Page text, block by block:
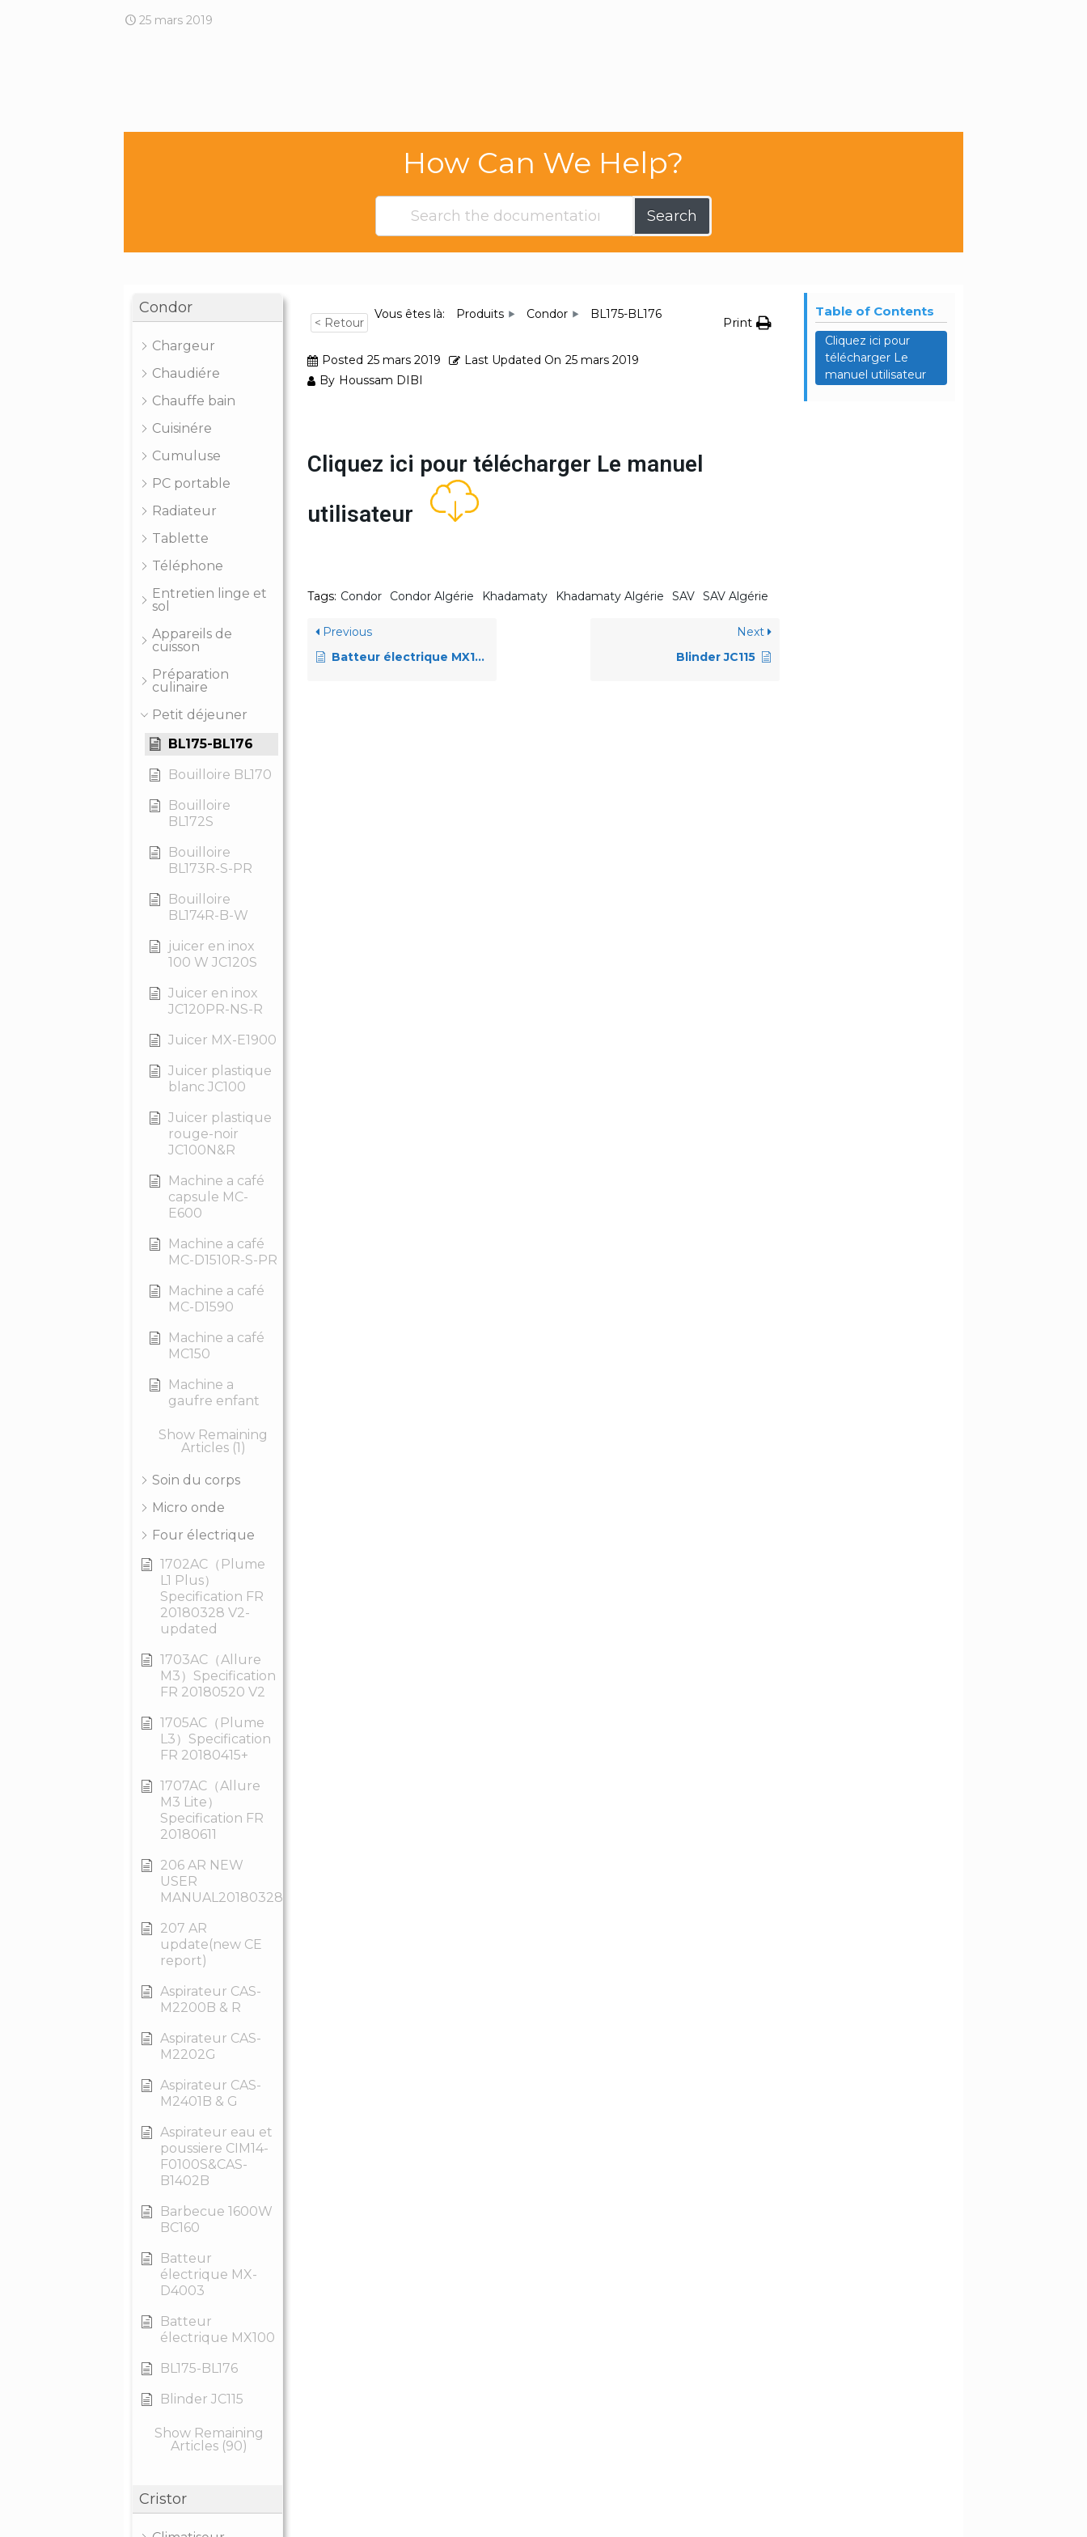
25 mars 2019
How Can We Help?
Search
Condor
Chargeur
Chaudiére
Chauffe bain
Cuisinére
Cumuluse
PC portable
Radiateur
Tablette
Téléphone
Entretien linge et
sol
Appareils de
cuisson
Préparation
culinaire
Petit déjeuner
BL175-BL176
Bouilloire BL170
Bouilloire
BL172S
Bouilloire
BL173R-S-PR
Bouilloire
BL174R-B-W
juicer en inox
100 W JC120S
Juicer en inox
JC120PR-NS-R
Juicer MX-E1900
Juicer plastique
blanc JC100
Juicer plastique
rouge-noir
JC100N&R
Machine a café
capsule MC-
E600
Machine a café
MC-D1510R-S-PR
Machine a café
MC-D1590
Machine a café
MC150
Machine a
gaufre enfant
Show Remaining
Articles (1)
Soin du corps
Micro onde
Four électrique
1702AC（Plume
L1 Plus）
Specification FR
20180328 V2-
updated
1703AC（Allure
M3）Specification
FR 20180520 V2
1705AC（Plume
L3）Specification
FR 20180415+
1707AC（Allure
M3 Lite）
Specification FR
20180611
206 AR NEW
USER
MANUAL20180328
207 AR
update(new CE
report)
Aspirateur CAS-
M2200B & R
Aspirateur CAS-
M2202G
Aspirateur CAS-
M2401B & G
Aspirateur eau et
poussiere CIM14-
F0100S&CAS-
B1402B
Barbecue 1600W
BC160
Batteur
électrique MX-
D4003
Batteur
électrique MX100
BL175-BL176
Blinder JC115
Show Remaining
Articles (90)
Cristor
< Retour
Vous êtes là: Produits Condor BL175-BL176
Print
Posted 25 mars 2019 Last Updated On 25 mars 2019
By Houssam DIBI
Cliquez ici pour télécharger Le manuel
utilisateur
Tags: Condor Condor Algérie Khadamaty Khadamaty Algérie SAV SAV Algérie
Previous
Batteur électrique MX100
Next
Blinder JC115
Table of Contents
Cliquez ici pour
télécharger Le
manuel utilisateur